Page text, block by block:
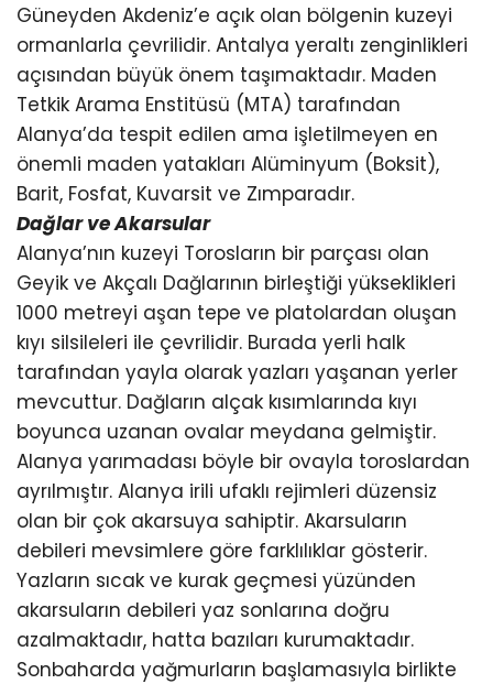
Güneyden Akdeniz’e açık olan bölgenin kuzeyi
ormanlarla çevrilidir. Antalya yeraltı zenginlikleri
açısından büyük önem taşımaktadır. Maden
Tetkik Arama Enstitüsü (MTA) tarafından
Alanya’da tespit edilen ama işletilmeyen en
önemli maden yatakları Alüminyum (Boksit),
Barit, Fosfat, Kuvarsit ve Zımparadır.
Dağlar ve Akarsular
Alanya’nın kuzeyi Torosların bir parçası olan
Geyik ve Akçalı Dağlarının birleştiği yükseklikleri
1000 metreyi aşan tepe ve platolardan oluşan
kıyı silsileleri ile çevrilidir. Burada yerli halk
tarafından yayla olarak yazları yaşanan yerler
mevcuttur. Dağların alçak kısımlarında kıyı
boyunca uzanan ovalar meydana gelmiştir.
Alanya yarımadası böyle bir ovayla toroslardan
ayrılmıştır. Alanya irili ufaklı rejimleri düzensiz
olan bir çok akarsuya sahiptir. Akarsuların
debileri mevsimlere göre farklılıklar gösterir.
Yazların sıcak ve kurak geçmesi yüzünden
akarsuların debileri yaz sonlarına doğru
azalmaktadır, hatta bazıları kurumaktadır.
Sonbaharda yağmurların başlamasıyla birlikte